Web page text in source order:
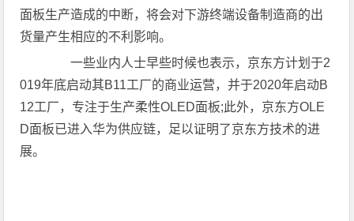
面板生产造成的中断，将会对下游终端设备制造商的出
货量产生相应的不利影响。
一些业内人士早些时候也表示，京东方计划于2
019年底启动其B11工厂的商业运营，并于2020年启动B
12工厂，专注于生产柔性OLED面板;此外，京东方OLE
D面板已进入华为供应链，足以证明了京东方技术的进
展。